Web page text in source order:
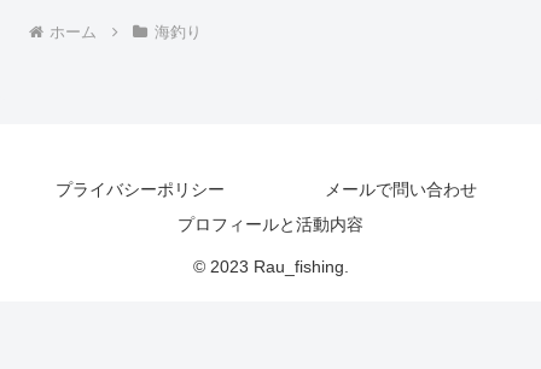
ホーム 海釣り
プライバシーポリシー
メールで問い合わせ
プロフィールと活動内容
© 2023 Rau_fishing.